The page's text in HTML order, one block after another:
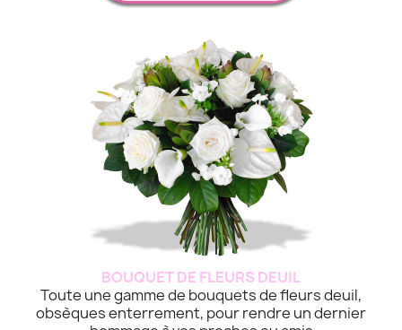
BOUQUET DE FLEURS DEUIL
Toute une gamme de bouquets de fleurs deuil,
obsèques enterrement, pour rendre un dernier